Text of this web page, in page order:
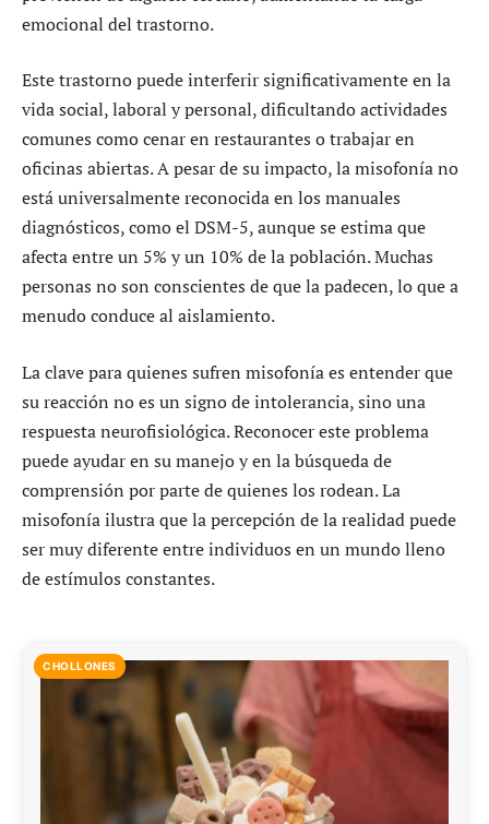
emocional del trastorno.
Este trastorno puede interferir significativamente en la
vida social, laboral y personal, dificultando actividades
comunes como cenar en restaurantes o trabajar en
oficinas abiertas. A pesar de su impacto, la misofonía no
está universalmente reconocida en los manuales
diagnósticos, como el DSM-5, aunque se estima que
afecta entre un 5% y un 10% de la población. Muchas
personas no son conscientes de que la padecen, lo que a
menudo conduce al aislamiento.
La clave para quienes sufren misofonía es entender que
su reacción no es un signo de intolerancia, sino una
respuesta neurofisiológica. Reconocer este problema
puede ayudar en su manejo y en la búsqueda de
comprensión por parte de quienes los rodean. La
misofonía ilustra que la percepción de la realidad puede
ser muy diferente entre individuos en un mundo lleno
de estímulos constantes.
CHOLLONES